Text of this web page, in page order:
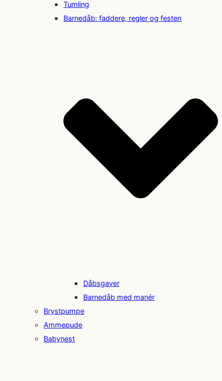
Tumling
Barnedåb: faddere, regler og festen
Dåbsgaver
Barnedåb med manér
Brystpumpe
Ammepude
Babynest